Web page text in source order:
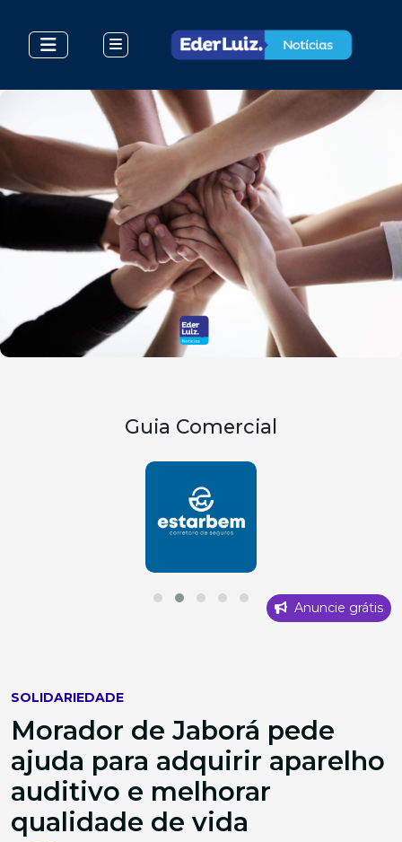
Guia Comercial
Anuncie grátis
SOLIDARIEDADE
Morador de Jaborá pede
ajuda para adquirir aparelho
auditivo e melhorar
qualidade de vida